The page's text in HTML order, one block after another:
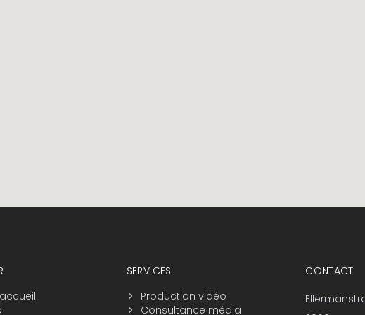
SERVICES
Production vidéo
Consultance média
CONTACT